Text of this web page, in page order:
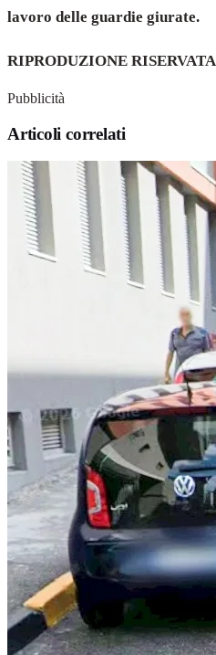
lavoro delle guardie giurate.
RIPRODUZIONE RISERVATA
Pubblicità
Articoli correlati